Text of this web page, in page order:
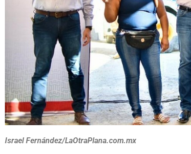
Israel Fernández/LaOtraPlana.com.mx